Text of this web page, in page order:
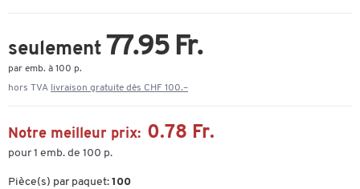
seulement 77.95 Fr.
par emb. à 100 p.
hors TVA livraison gratuite dès CHF 100.–
Notre meilleur prix: 0.78 Fr.
pour 1 emb. de 100 p.
Pièce(s) par paquet: 100